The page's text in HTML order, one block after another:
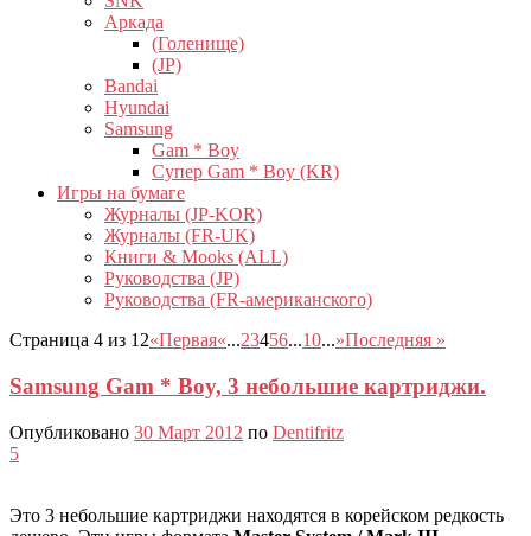
Аркада
(Голенище)
(JP)
Bandai
Hyundai
Samsung
Gam * Boy
Супер Gam * Boy (KR)
Игры на бумаге
Журналы (JP-KOR)
Журналы (FR-UK)
Книги & Mooks (ALL)
Руководства (JP)
Руководства (FR-американского)
Страница 4 из 12«Первая«...23456...10...»Последняя »
Samsung Gam * Boy, 3 небольшие картриджи.
Опубликовано 30 Март 2012 по Dentifritz
5
Это 3 небольшие картриджи находятся в корейском редкость